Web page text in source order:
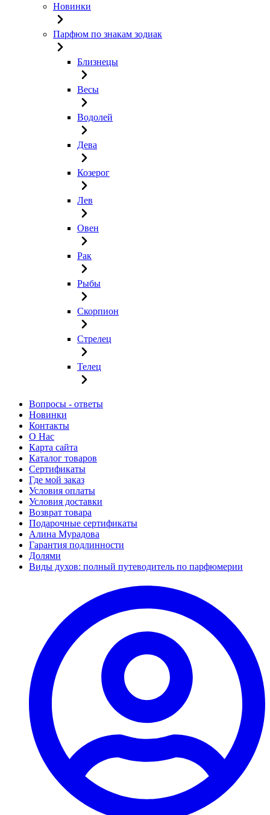
Новинки
Парфюм по знакам зодиак
Близнецы
Весы
Водолей
Дева
Козерог
Лев
Овен
Рак
Рыбы
Скорпион
Стрелец
Телец
Вопросы - ответы
Новинки
Контакты
О Нас
Карта сайта
Каталог товаров
Сертификаты
Где мой заказ
Условия оплаты
Условия доставки
Возврат товара
Подарочные сертификаты
Алина Мурадова
Гарантия подлинности
Долями
Виды духов: полный путеводитель по парфюмерии